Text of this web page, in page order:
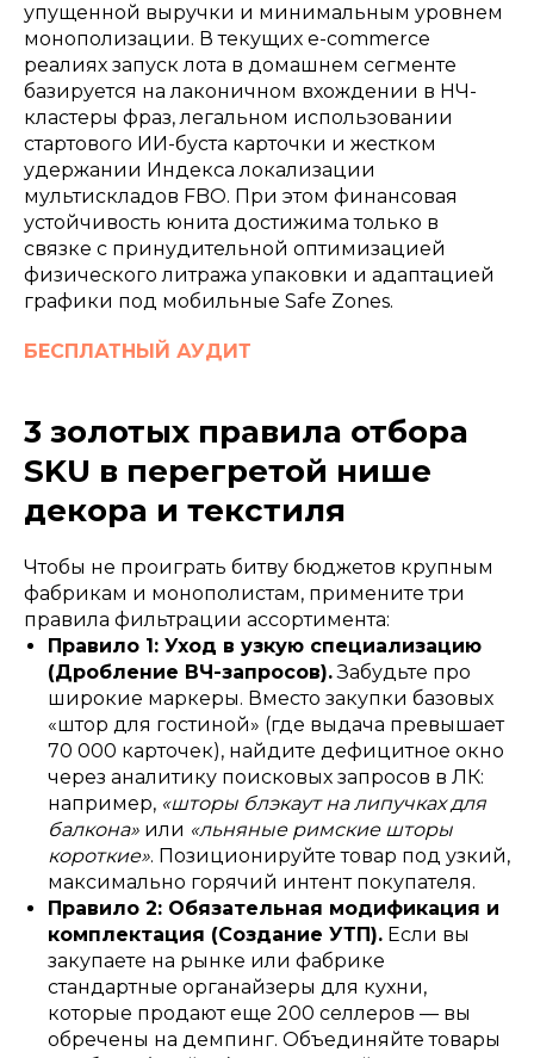
упущенной выручки и минимальным уровнем
монополизации. В текущих e-commerce
реалиях запуск лота в домашнем сегменте
базируется на лаконичном вхождении в НЧ-
кластеры фраз, легальном использовании
стартового ИИ-буста карточки и жестком
удержании Индекса локализации
мультискладов FBO. При этом финансовая
устойчивость юнита достижима только в
связке с принудительной оптимизацией
физического литража упаковки и адаптацией
графики под мобильные Safe Zones.
БЕСПЛАТНЫЙ АУДИТ
3 золотых правила отбора
SKU в перегретой нише
декора и текстиля
Чтобы не проиграть битву бюджетов крупным
фабрикам и монополистам, примените три
правила фильтрации ассортимента:
Правило 1: Уход в узкую специализацию
(Дробление ВЧ-запросов).Забудьте про
широкие маркеры. Вместо закупки базовых
«штор для гостиной» (где выдача превышает
70 000 карточек), найдите дефицитное окно
через аналитику поисковых запросов в ЛК:
например, «шторы блэкаут на липучках для
балкона» или «льняные римские шторы
короткие». Позиционируйте товар под узкий,
максимально горячий интент покупателя.
Правило 2: Обязательная модификация и
комплектация (Создание УТП). Если вы
закупаете на рынке или фабрике
стандартные органайзеры для кухни,
которые продают еще 200 селлеров — вы
обречены на демпинг. Объединяйте товары